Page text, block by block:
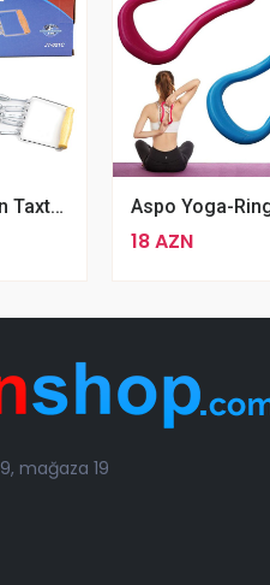
Qol Əzəlləri Üçün Taxta Tutacaqlı Polad Espander Chest Pull JT-021C
18 AZN
mağaza 19